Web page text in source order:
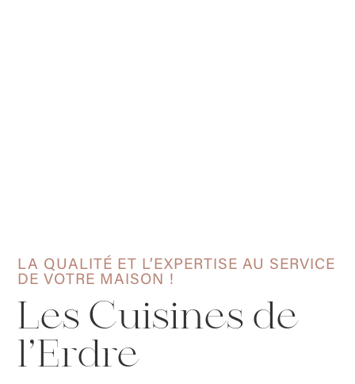
LA QUALITÉ ET L’EXPERTISE AU SERVICE
DE VOTRE MAISON !
Les Cuisines de
l’Erdre